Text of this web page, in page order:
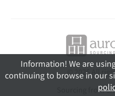
Information! We are
continuing to browse in our
© 2026 All
Sourcing from